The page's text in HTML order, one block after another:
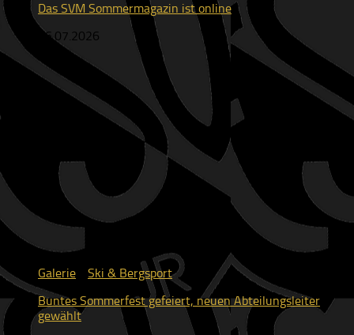
Das SVM Sommermagazin ist online
16.07.2026
Galerie
Ski & Bergsport
Buntes Sommerfest gefeiert, neuen Abteilungsleiter
gewählt